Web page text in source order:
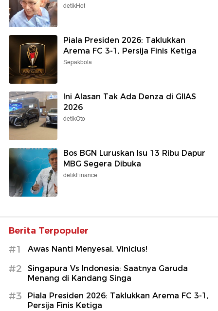
detikHot
Piala Presiden 2026: Taklukkan
Arema FC 3-1, Persija Finis Ketiga
Sepakbola
Ini Alasan Tak Ada Denza di GIIAS
2026
detikOto
Bos BGN Luruskan Isu 13 Ribu Dapur
MBG Segera Dibuka
detikFinance
Berita Terpopuler
#1 Awas Nanti Menyesal, Vinicius!
#2
Singapura Vs Indonesia: Saatnya Garuda
Menang di Kandang Singa
#3
Piala Presiden 2026: Taklukkan Arema FC 3-1,
Persija Finis Ketiga